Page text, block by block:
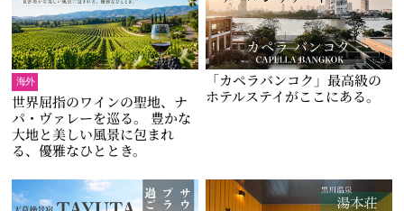
海外
世界屈指のワインの聖地、ナ
パ・ヴァレーを巡る。 豊かな
大地と美しい風景に包まれ
る、優雅なひととき。
「カペラバンコク」最高級の
ホテルステイがここにある。